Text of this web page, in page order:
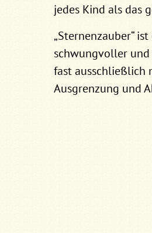
jedes Kind als das
„Sternenzauber“
schwungvoller und
fast ausschließlich
Ausgrenzung und